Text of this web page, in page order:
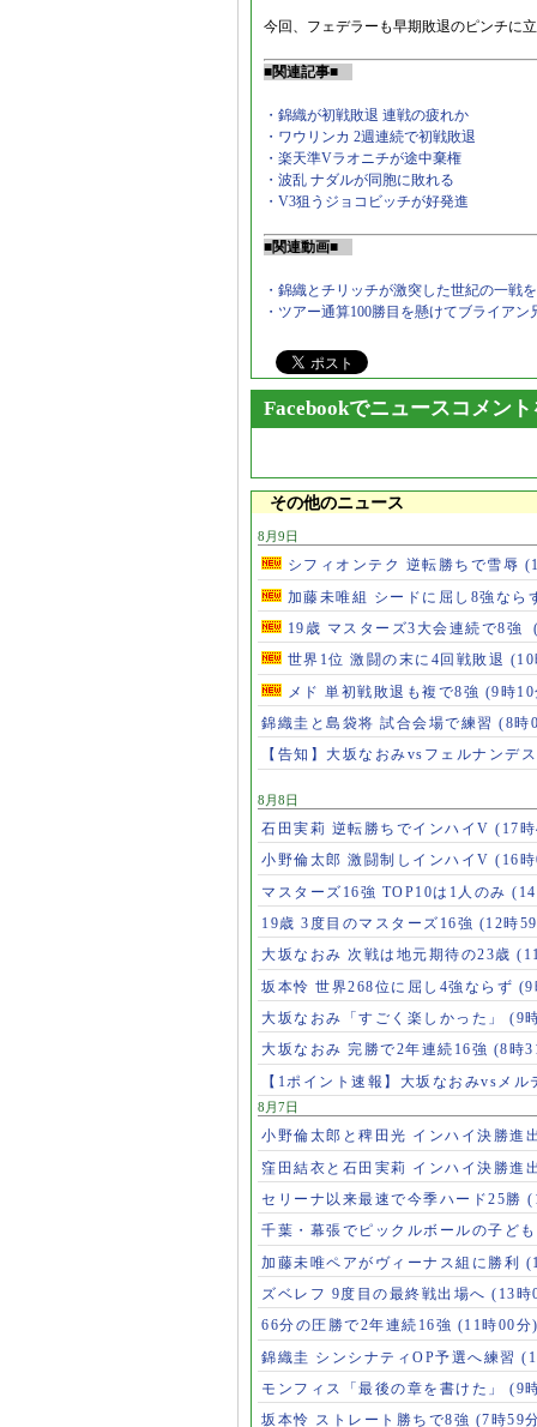
今回、フェデラーも早期敗退のピンチに
■関連記事■
・錦織が初戦敗退 連戦の疲れか
・ワウリンカ 2週連続で初戦敗退
・楽天準Vラオニチが途中棄権
・波乱 ナダルが同胞に敗れる
・V3狙うジョコビッチが好発進
■関連動画■
・錦織とチリッチが激突した世紀の一戦
・ツアー通算100勝目を懸けてブライア
Facebookでニュースコメン
その他のニュース
8月9日
シフィオンテク 逆転勝ちで雪辱
加藤未唯組 シードに屈し8強なら
19歳 マスターズ3大会連続で8強
世界1位 激闘の末に4回戦敗退
メド 単初戦敗退も複で8強 (9時
錦織圭と島袋将 試合会場で練習 (8時
【告知】大坂なおみvsフェルナンデ
8月8日
石田実莉 逆転勝ちでインハイV (17
小野倫太郎 激闘制しインハイV (16
マスターズ16強 TOP10は1人のみ
19歳 3度目のマスターズ16強 (12時
大坂なおみ 次戦は地元期待の23歳
坂本怜 世界268位に屈し4強ならず (9
大坂なおみ「すごく楽しかった」 (9
大坂なおみ 完勝で2年連続16強 (8時
【1ポイント速報】大坂なおみvsメ
8月7日
小野倫太郎と稗田光 インハイ決勝進
窪田結衣と石田実莉 インハイ決勝進
セリーナ以来最速で今季ハード25勝
千葉・幕張でピックルボールの子ど
加藤未唯ペアがヴィーナス組に勝利
ズベレフ 9度目の最終戦出場へ (13時
66分の圧勝で2年連続16強 (11時00分
錦織圭 シンシナティOP予選へ練習
モンフィス「最後の章を書けた」 (9
坂本怜 ストレート勝ちで8強 (7時59